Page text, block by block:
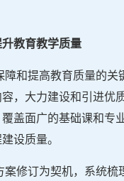
教育教学质量
和提高教育质量的
，大力建设和引进
盖面广的基础课和
设质量。
修订为契机，系统